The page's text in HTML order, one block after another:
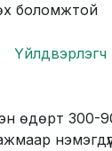
боломжтой
Үйлдвэрлэгч
өдөрт 300-